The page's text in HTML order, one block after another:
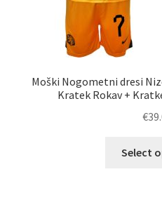
Moški Nogometni dresi
Kratek Rokav +
€
Select